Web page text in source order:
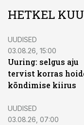
HETKEL
UUDISED
03.08.26, 15:00
Uuring: selgus aju
tervist korras
kõndimise kiirus
UUDISED
03.08.26, 07:00